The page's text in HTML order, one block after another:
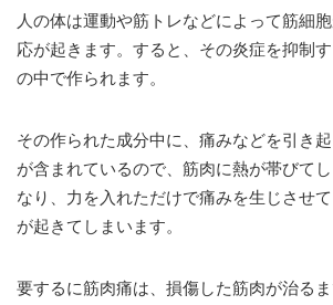
人の体は運動や筋トレなどによって筋細
応が起きます。すると、その炎症を抑制
の中で作られます。
その作られた成分中に、痛みなどを引き
が含まれているので、筋肉に熱が帯びて
なり、力を入れただけで痛みを生じさせ
が起きてしまいます。
要するに筋肉痛は、損傷した筋肉が治る